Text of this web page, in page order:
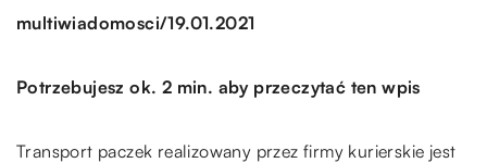
multiwiadomosci/19.01.2021
Potrzebujesz ok. 2 min. aby przeczytać ten wpis
Transport paczek realizowany przez firmy kurierskie jest